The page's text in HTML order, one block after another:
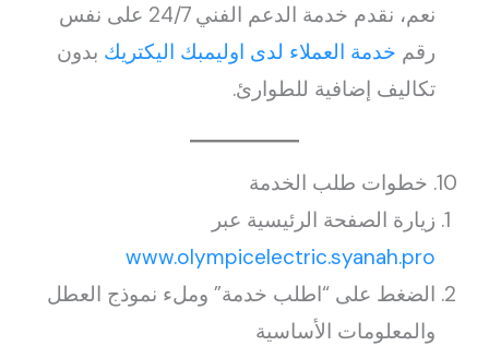
نعم، نقدم خدمة الدعم الفني 24/7 على نفس
رقم خدمة العملاء لدى اوليمبك اليكتريك بدون
تكاليف إضافية للطوارئ.
10. خطوات طلب الخدمة
زيارة الصفحة الرئيسية عبر
www.olympicelectric.syanah.pro
الضغط على “اطلب خدمة” وملء نموذج العطل
والمعلومات الأساسية